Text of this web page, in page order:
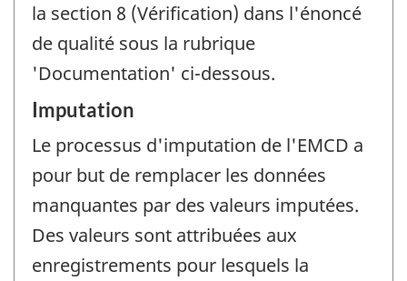
la section 8 (Vérification) dans l'énoncé
de qualité sous la rubrique
'Documentation' ci-dessous.
Imputation
Le processus d'imputation de l'EMCD a
pour but de remplacer les données
manquantes par des valeurs imputées.
Des valeurs sont attribuées aux
enregistrements pour lesquels la